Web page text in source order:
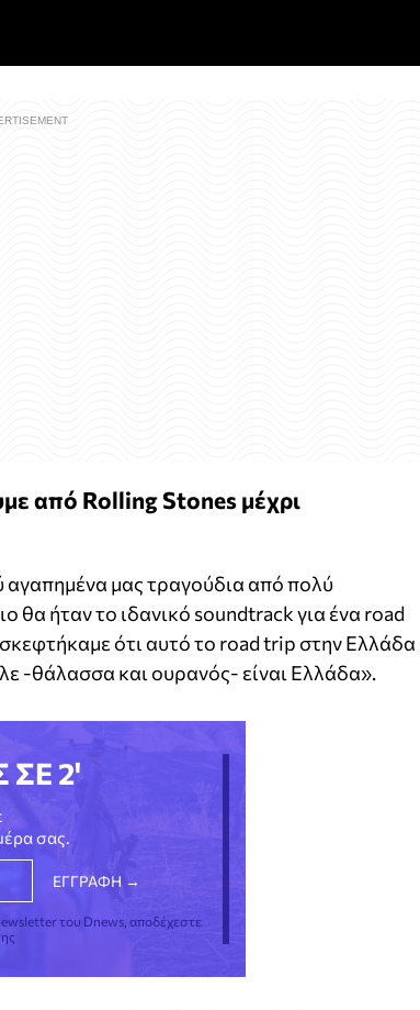
από Rolling Stones μέχρι
μας τραγούδια από πολύ
θα ήταν το ιδανικό soundtrack για ένα road
σκεφτήκαμε ότι αυτό το road trip στην Ελλάδα
-θάλασσα και ουρανός- είναι Ελλάδα».
ΣΕ 2'
σας.
του Dnews, αποδέχεστε